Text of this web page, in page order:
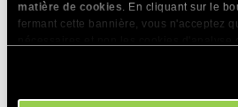
matière de cookies. En cliquant sur le
fermant cette bannière, vous n'acceptez
. Vous
macOS/Linux :Utilisez le Terminal